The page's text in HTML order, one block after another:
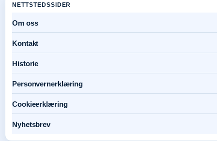
NETTSTEDSSIDER
Om oss
Kontakt
Historie
Personvernerklæring
Cookieerklæring
Nyhetsbrev